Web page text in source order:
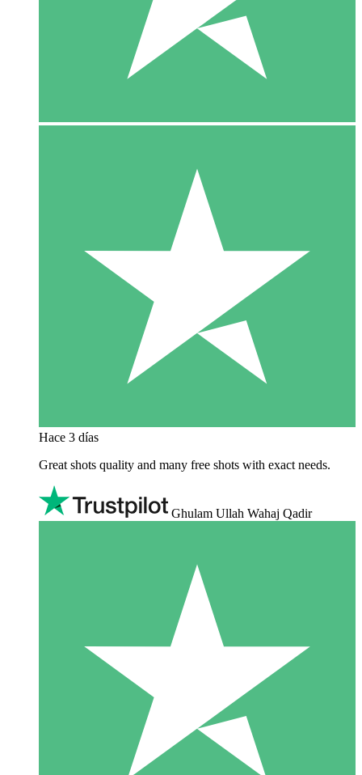
Hace 3 días
Great shots quality and many free shots with exact needs.
Ghulam Ullah Wahaj Qadir